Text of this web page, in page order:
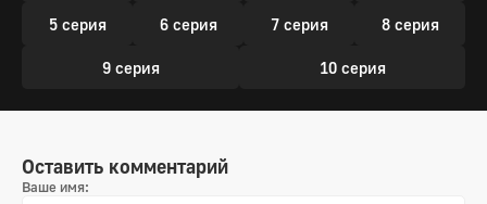
5 серия 6 серия 7 серия 8 серия
9 серия 10 серия
Оставить комментарий
Ваше имя: